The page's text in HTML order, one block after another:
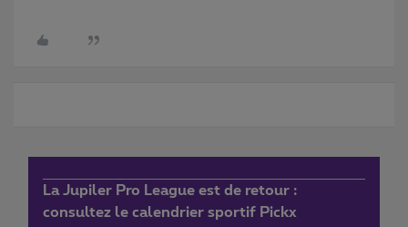
La Jupiler Pro League est de retour :
consultez le calendrier sportif Pickx